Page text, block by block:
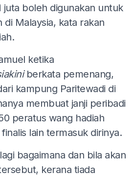
juta boleh digunakan untuk
di Malaysia, kata rakan
ketika
berkata pemenang,
kampung Paritewadi di
membuat janji peribadi
peratus wang hadiah
lain termasuk dirinya.
bagaimana dan bila akan
kerana tiada